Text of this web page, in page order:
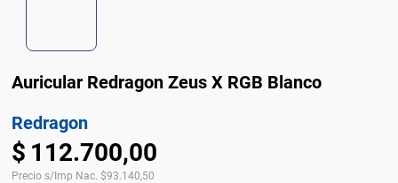
Auricular Redragon Zeus X RGB Blanco
Redragon
$ 112.700,00
Precio s/Imp Nac. $93.140,50